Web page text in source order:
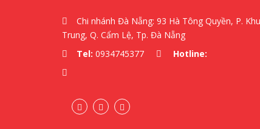
Chi nhánh Đà Nẵng: 93 Hà Tông Quyền, P.
Trung, Q. Cẩm Lệ, Tp. Đà Nẵng
Tel: 0934745377 Hotline: